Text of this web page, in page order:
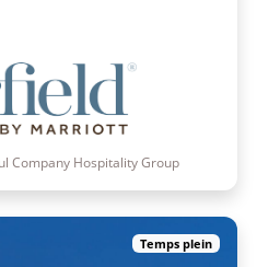
Company Hospitality Group
Temps plein